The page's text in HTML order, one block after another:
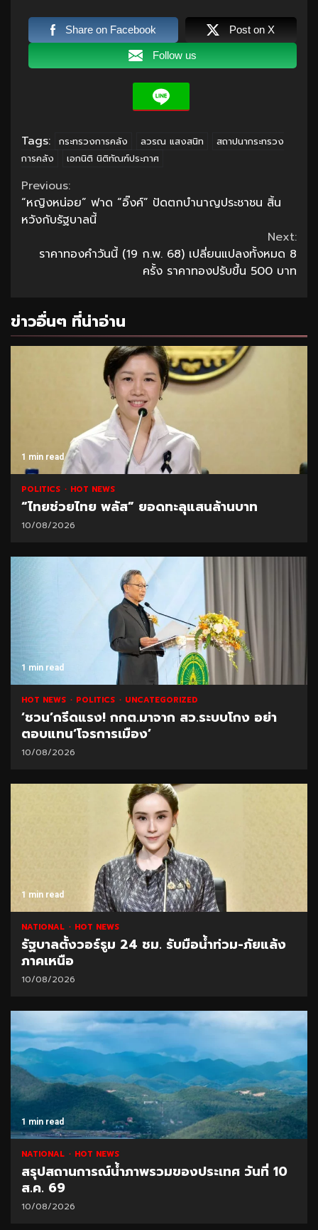
Share on Facebook Post on X
Follow us
Tags: กระทรวงการคลัง ลวรณ แสงสนิท
สถาปนากระทรวง
การคลัง
เอกนิติ นิติทัณฑ์ประภาศ
Continue
Reading
Previous:
“หญิงหน่อย” ฟาด “อิ๊งค์” ปัดตกบำนาญประชาชน สิ้น
หวังกับรัฐบาลนี้
Next:
ราคาทองคำวันนี้ (19 ก.พ. 68) เปลี่ยนแปลงทั้งหมด 8
ครั้ง ราคาทองปรับขึ้น 500 บาท
ข่าวอื่นๆ ที่น่าอ่าน
1 min read
POLITICS HOT NEWS
“ไทยช่วยไทย พลัส” ยอดทะลุแสนล้านบาท
10/08/2026
1 min read
HOT NEWS POLITICS UNCATEGORIZED
‘ชวน’กรีดแรง! กกต.มาจาก สว.ระบบโกง อย่า
ตอบแทน‘โจรการเมือง’
10/08/2026
1 min read
NATIONAL HOT NEWS
รัฐบาลตั้งวอร์รูม 24 ชม. รับมือน้ำท่วม-ภัยแล้ง
ภาคเหนือ
10/08/2026
1 min read
NATIONAL HOT NEWS
สรุปสถานการณ์น้ำภาพรวมของประเทศ วันที่ 10
ส.ค. 69
10/08/2026